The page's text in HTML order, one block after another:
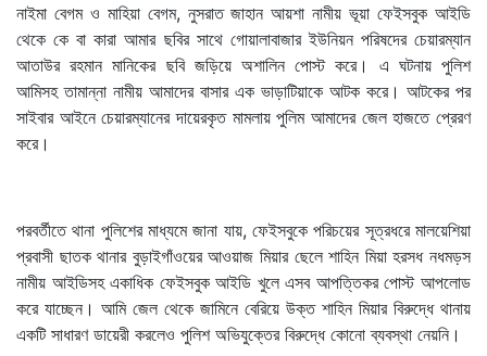
নাইমা বেগম ও মাহিয়া বেগম, নুসরাত জাহান আয়শা নামীয় ভূয়া ফেইসবুক আইডি
থেকে কে বা কারা আমার ছবির সাথে গোয়ালাবাজার ইউনিয়ন পরিষদের চেয়ারম্যান
আতাউর রহমান মানিকের ছবি জড়িয়ে অশালিন পোস্ট করে। এ ঘটনায় পুলিশ
আমিসহ তামান্না নামীয় আমাদের বাসার এক ভাড়াটিয়াকে আটক করে। আটকের পর
সাইবার আইনে চেয়ারম্যানের দায়েরকৃত মামলায় পুলিম আমাদের জেল হাজতে প্রেরণ
করে।
পরবর্তীতে থানা পুলিশের মাধ্যমে জানা যায়, ফেইসবুকে পরিচয়ের সূত্রধরে মালয়েশিয়া
প্রবাসী ছাতক থানার বুড়াইগাঁওয়ের আওয়াজ মিয়ার ছেলে শাহিন মিয়া হরসধ নধমড়স
নামীয় আইডিসহ একাধিক ফেইসবুক আইডি খুলে এসব আপত্তিকর পোস্ট আপলোড
করে যাচ্ছেন। আমি জেল থেকে জামিনে বেরিয়ে উক্ত শাহিন মিয়ার বিরুদ্ধে থানায়
একটি সাধারণ ডায়েরী করলেও পুলিশ অভিযুক্তের বিরুদ্ধে কোনো ব্যবস্থা নেয়নি।